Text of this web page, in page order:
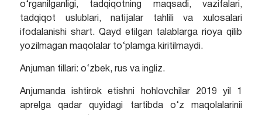
o‘rganilganligi, tadqiqotning maqsadi, vazifalari,
tadqiqot uslublari, natijalar tahlili va xulosalari
ifodalanishi shart. Qayd etilgan talablarga rioya qilib
yozilmagan maqolalar to‘plamga kiritilmaydi.
Anjuman tillari: o‘zbek, rus va ingliz.
Anjumanda ishtirok etishni hohlovchilar 2019 yil 1
aprelga qadar quyidagi tartibda o‘z maqolalarinii